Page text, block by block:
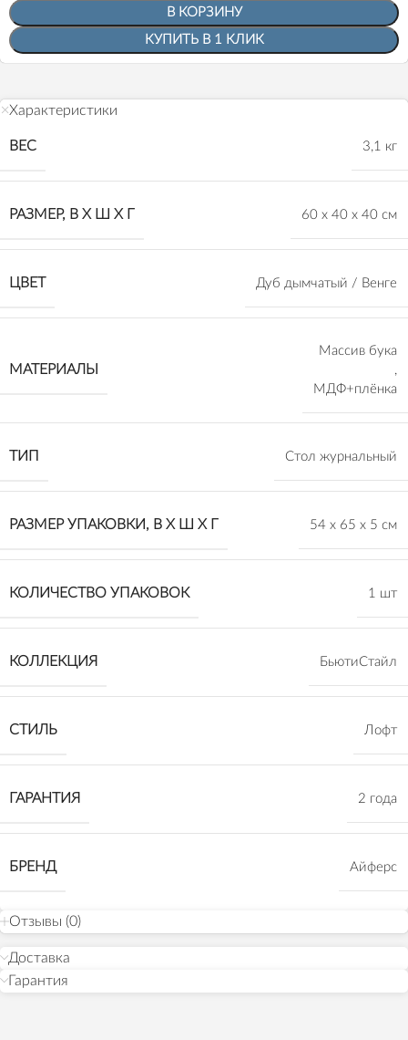
В КОРЗИНУ
КУПИТЬ В 1 КЛИК
Характеристики
ВЕС 3,1 кг
РАЗМЕР, В Х Ш Х Г 60 х 40 х 40 см
ЦВЕТ Дуб дымчатый / Венге
МАТЕРИАЛЫ
Массив бука
,
МДФ+плёнка
ТИП Стол журнальный
РАЗМЕР УПАКОВКИ, В Х Ш Х Г 54 х 65 х 5 см
КОЛИЧЕСТВО УПАКОВОК 1 шт
КОЛЛЕКЦИЯ БьютиСтайл
СТИЛЬ Лофт
ГАРАНТИЯ 2 года
БРЕНД Айферс
Отзывы (0)
Доставка
Гарантия